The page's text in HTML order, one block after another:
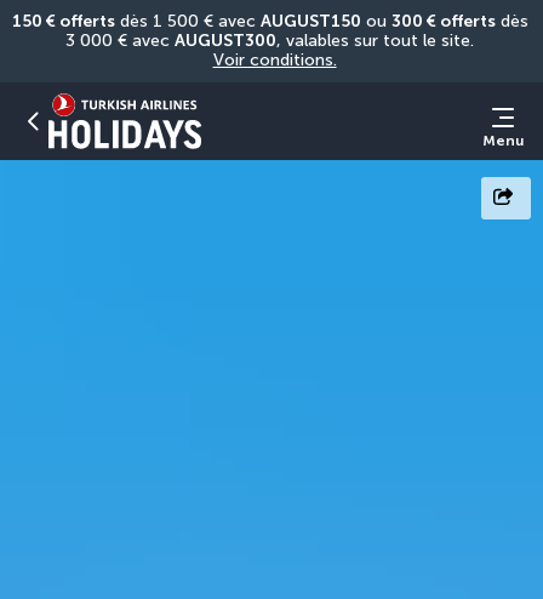
150 € offerts dès 1 500 € avec AUGUST150 ou 300 € offerts dès
3 000 € avec AUGUST300
Voir conditions.
Menu